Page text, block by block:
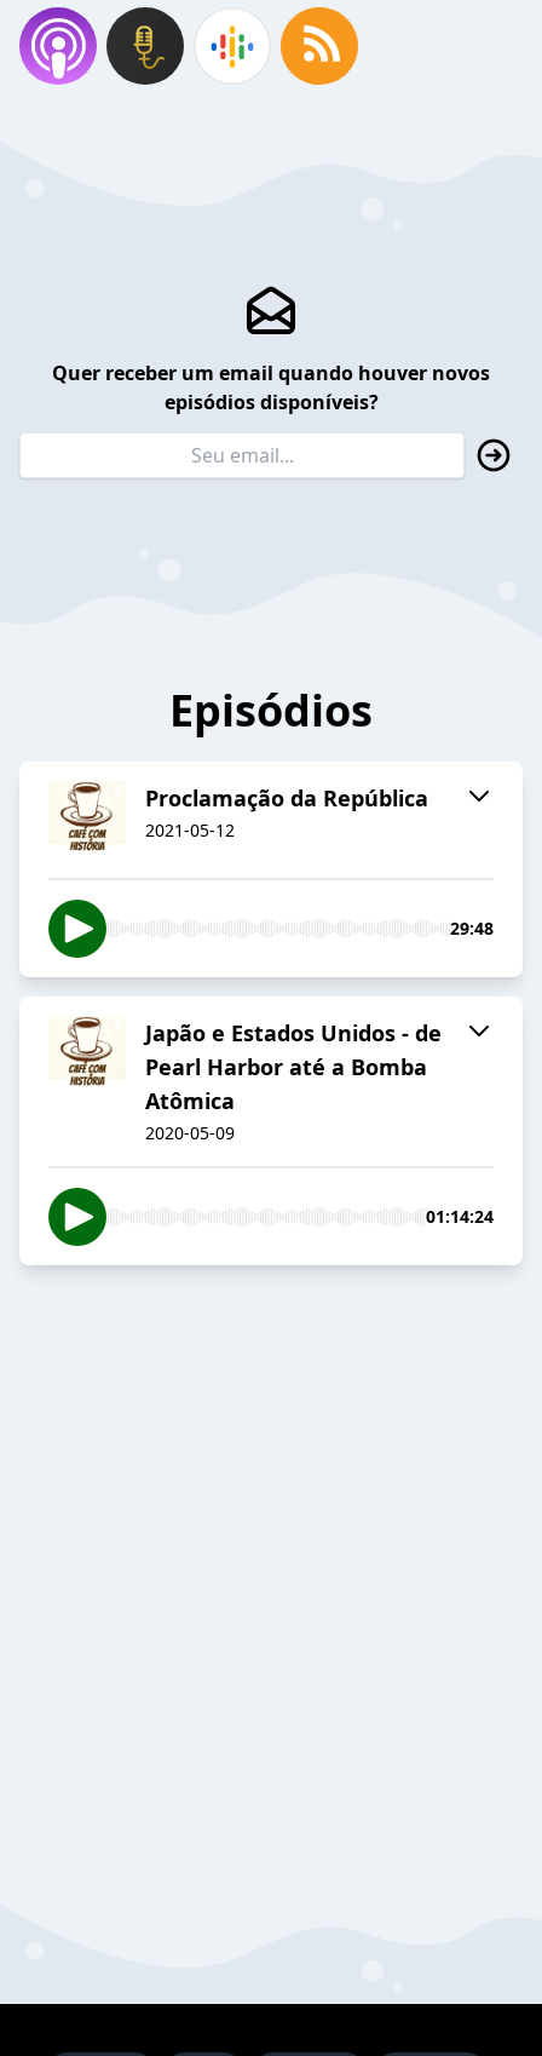
Quer receber um email quando houver novos
episódios disponíveis?
Episódios
Proclamação da República
2021-05-12
29:48
Japão e Estados Unidos - de
Pearl Harbor até a Bomba
Atômica
2020-05-09
01:14:24